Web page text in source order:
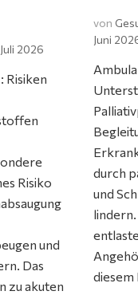
2026
Risiken
Risiko
und
Das
zu akuten
von
Juni
durch
und